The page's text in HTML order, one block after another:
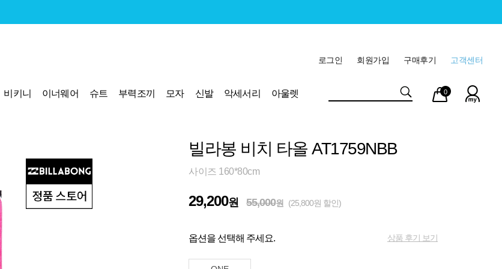
고객센터
구매후기
회원가입
로그인
비키니 이너웨어 슈트 부력조끼 모자 신발 악세서리
아울렛
마이
페이
장바
구니
0
빌라봉 비치 타올 AT1759NBB
사이즈 160*80cm
29,200원 55,000원 (25,800원 할인)
옵션을 선택해 주세요. 상품 후기 보기